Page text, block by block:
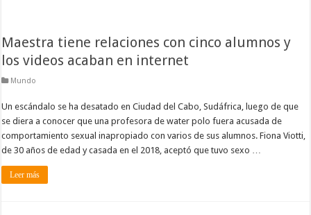
Maestra tiene relaciones con cinco alumnos y
los videos acaban en internet
Mundo
Un escándalo se ha desatado en Ciudad del Cabo, Sudáfrica, luego de que
se diera a conocer que una profesora de water polo fuera acusada de
comportamiento sexual inapropiado con varios de sus alumnos. Fiona Viotti,
de 30 años de edad y casada en el 2018, aceptó que tuvo sexo …
Leer más